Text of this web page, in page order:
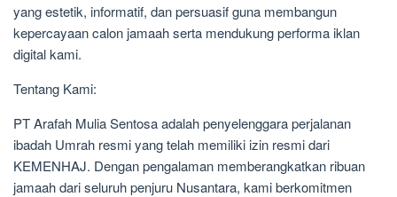
yang estetik, informatif, dan persuasif guna membangun
kepercayaan calon jamaah serta mendukung performa iklan
digital kami.
Tentang Kami:
PT Arafah Mulia Sentosa adalah penyelenggara perjalanan
ibadah Umrah resmi yang telah memiliki izin resmi dari
KEMENHAJ. Dengan pengalaman memberangkatkan ribuan
jamaah dari seluruh penjuru Nusantara, kami berkomitmen